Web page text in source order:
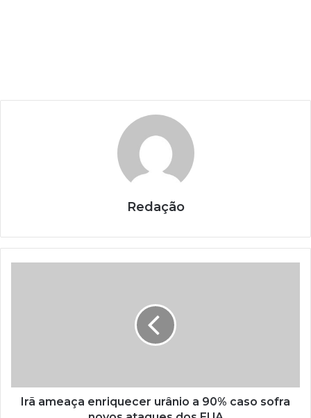
Redação
Irã ameaça enriquecer urânio a 90% caso sofra